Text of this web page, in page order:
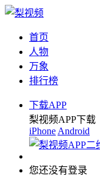
首页
人物
万象
排行榜
下载APP
梨视频APP下载
iPhone Android
您还没有登录